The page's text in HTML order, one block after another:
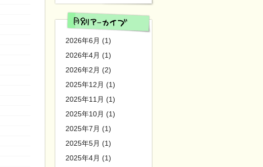
2026年6月 (1)
2026年4月 (1)
2026年2月 (2)
2025年12月 (1)
2025年11月 (1)
2025年10月 (1)
2025年7月 (1)
2025年5月 (1)
2025年4月 (1)